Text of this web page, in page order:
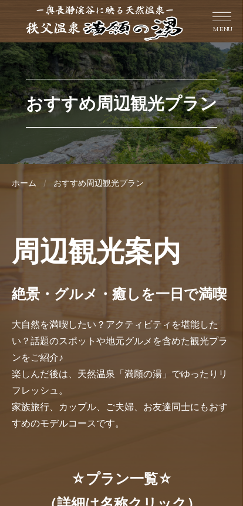
MENU
おすすめ周辺観光プラン
ホーム おすすめ周辺観光プラン
周辺観光案内
絶景・グルメ・癒しを一日で満喫
大自然を満喫したい？アクティビティを堪能した
い？話題のスポットや地元グルメを含めた観光プラ
ンをご紹介♪
楽しんだ後は、天然温泉「満願の湯」でゆったりリ
フレッシュ。
家族旅行、カップル、ご夫婦、お友達同士にもおす
すめのモデルコースです。
☆プラン一覧☆